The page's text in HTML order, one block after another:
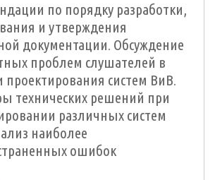
по порядку разработки,
и утверждения
документации. Обсуждение
проблем слушателей в
проектирования систем ВиВ.
технических решений при
различных систем
наиболее
ошибок